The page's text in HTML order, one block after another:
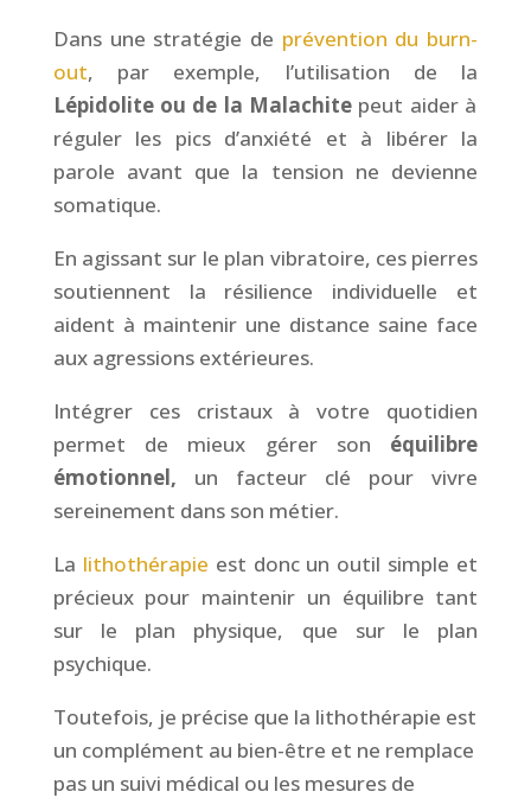
Dans une stratégie de prévention du burn-
out, par exemple, l’utilisation de la
Lépidolite ou de la Malachite peut aider à
réguler les pics d’anxiété et à libérer la
parole avant que la tension ne devienne
somatique.
En agissant sur le plan vibratoire, ces pierres
soutiennent la résilience individuelle et
aident à maintenir une distance saine face
aux agressions extérieures.
Intégrer ces cristaux à votre quotidien
permet de mieux gérer son équilibre
émotionnel, un facteur clé pour vivre
sereinement dans son métier.
La lithothérapie est donc un outil simple et
précieux pour maintenir un équilibre tant
sur le plan physique, que sur le plan
psychique.
Toutefois, je précise que la lithothérapie est
un complément au bien-être et ne remplace
pas un suivi médical ou les mesures de